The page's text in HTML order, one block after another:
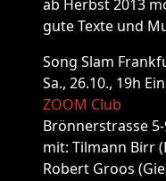
ab Herbst 2013
gute Texte und
Song Slam
Sa., 26.10., 19h
ZOOM Club
Brönnerstrasse
mit: Tilmann Birr
Robert Groos